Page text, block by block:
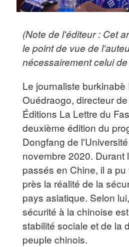
(Note de l'éditeur : Cet
le point de vue de
nécessairement celui
Le journaliste
Ouédraogo, directeur
Éditions La Lettre du
deuxième édition du
Dongfang de
novembre 2020. Durant
passés en Chine, il a
près la réalité de la
pays asiatique. Selon
sécurité à la chinoise
stabilité sociale et de la
peuple chinois.